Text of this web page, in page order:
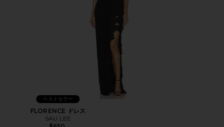
ベストセラー
FLORENCE ドレス
SAU LEE